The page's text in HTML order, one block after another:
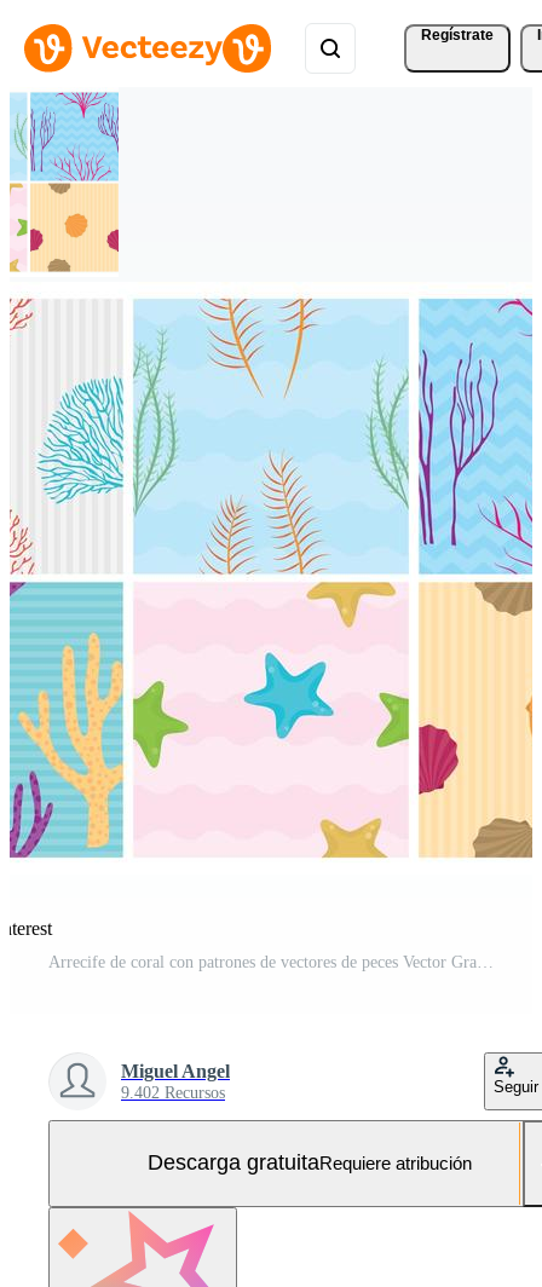
Regístrate
Miguel Angel
9.402 Recursos Seguir
Descarga gratuitaRequiere atribución